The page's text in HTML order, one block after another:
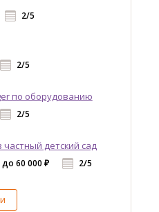
2/5
2/5
по оборудованию
2/5
частный детский сад
60 000 ₽ 2/5